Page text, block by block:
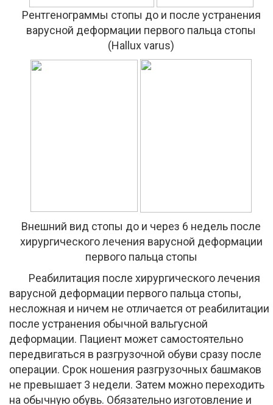
Рентгенограммы стопы до и после устранения
варусной деформации первого пальца стопы
(Hallux varus)
Внешний вид стопы до и через 6 недель после
хирургического лечения варусной деформации
первого пальца стопы
Реабилитация после хирургического лечения
варусной деформации первого пальца стопы,
несложная и ничем не отличается от реабилитации
после устранения обычной вальгусной
деформации. Пациент может самостоятельно
передвигаться в разгрузочной обуви сразу после
операции. Срок ношения разгрузочных башмаков
не превышает 3 недели. Затем можно переходить
на обычную обувь. Обязательно изготовление и